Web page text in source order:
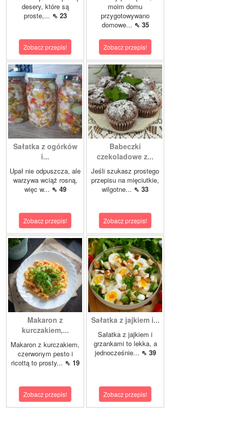
desery, które są
proste,... ⇖ 23
Zobacz przepis!
moim domu
przygotowywano
domowe... ⇖ 35
Zobacz przepis!
Sałatka z ogórków
i...
Upał nie odpuszcza, ale
warzywa wciąż rosną,
więc w... ⇖ 49
Zobacz przepis!
Babeczki
czekoladowe z...
Jeśli szukasz prostego
przepisu na mięciutkie,
wilgotne... ⇖ 33
Zobacz przepis!
Makaron z
kurczakiem,...
Makaron z kurczakiem,
czerwonym pesto i
ricottą to prosty... ⇖ 19
Zobacz przepis!
Sałatka z jajkiem i...
Sałatka z jajkiem i
grzankami to lekka, a
jednocześnie... ⇖ 39
Zobacz przepis!